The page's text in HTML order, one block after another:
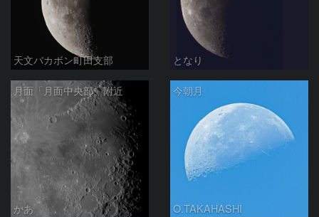
天文バカボン町田支部 となり
月面「月面中央部」附近
かあ
今朝月
O.TAKAHASHI